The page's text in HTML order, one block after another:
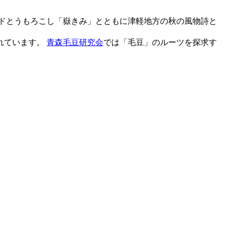
うもろこし「嶽きみ」とともに津軽地方の秋の風物詩と
います。 青森毛豆研究会では「毛豆」のルーツを探求す